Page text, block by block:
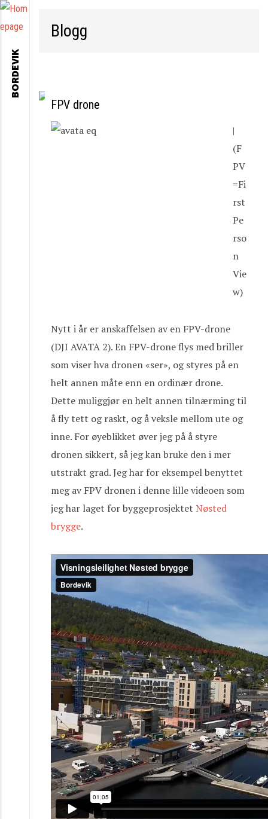
Blogg
FPV drone
|
(F
PV
=Fi
rst
Pe
rso
n
Vie
w)
Nytt i år er anskaffelsen av en FPV-drone
(DJI AVATA 2). En FPV-drone flys med briller
som viser hva dronen «ser», og styres på en
helt annen måte enn en ordinær drone.
Dette muliggjør en helt annen tilnærming til
å fly tett og raskt, og å veksle mellom ute og
inne. For øyeblikket øver jeg på å styre
dronen sikkert, så jeg kan bruke den i mer
utstrakt grad. Jeg har for eksempel benyttet
meg av FPV dronen i denne lille videoen som
jeg har laget for byggeprosjektet Nøsted
brygge.
BORDEVIK